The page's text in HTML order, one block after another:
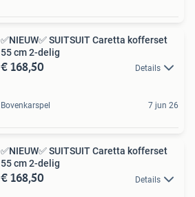
✅NIEUW✅ SUITSUIT Caretta kofferset
55 cm 2-delig
€ 168,50 Details
Bovenkarspel 7 jun 26
✅NIEUW✅ SUITSUIT Caretta kofferset
55 cm 2-delig
€ 168,50 Details